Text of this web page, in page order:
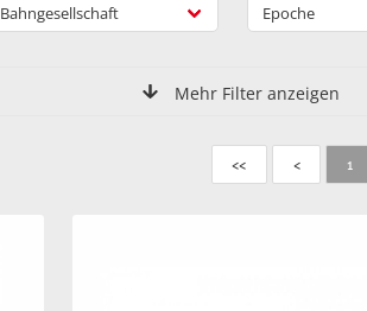
Bahngesellschaft Epoche
Mehr Filter anzeigen
<< < 1